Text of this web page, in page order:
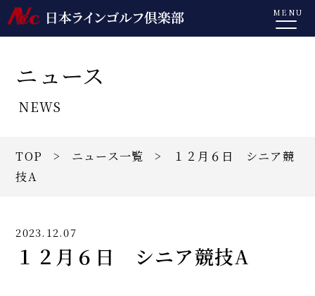
MENU
ニュース
NEWS
TOP > ニュース一覧 > １２月６日 シニア競
技A
2023.12.07
１２月６日 シニア競技A